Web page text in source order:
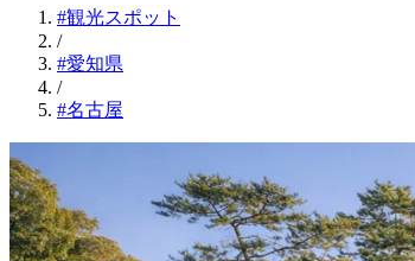
#観光スポット
/
#愛知県
/
#名古屋